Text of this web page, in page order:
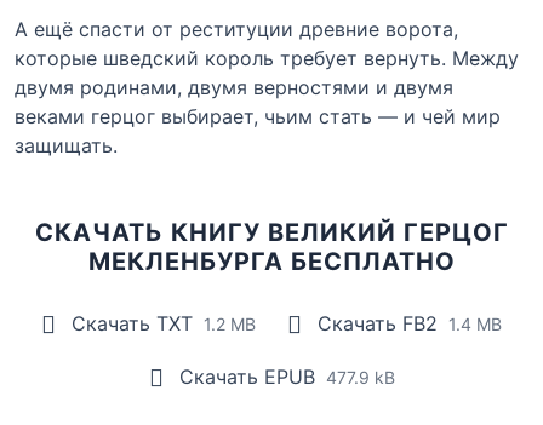
А ещё спасти от реституции древние ворота,
которые шведский король требует вернуть. Между
двумя родинами, двумя верностями и двумя
веками герцог выбирает, чьим стать — и чей мир
защищать.
СКАЧАТЬ КНИГУ ВЕЛИКИЙ ГЕРЦОГ
МЕКЛЕНБУРГА БЕСПЛАТНО
Скачать TXT 1.2 MB Скачать FB2 1.4 MB
Скачать EPUB 477.9 kB